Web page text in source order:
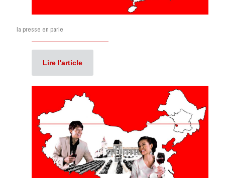
la presse en parle
Lire l'article